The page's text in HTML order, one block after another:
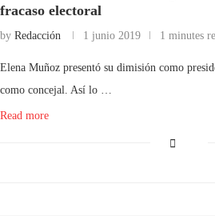
fracaso electoral
by Redacción 1 junio 2019 1 minutes
Elena Muñoz presentó su dimisión como
como concejal. Así lo …
Read more